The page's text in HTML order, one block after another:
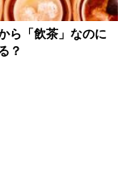
ら「飲茶」なのに
？